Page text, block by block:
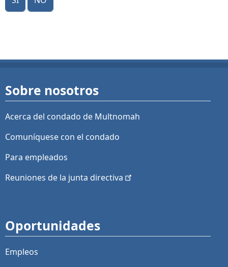
Sobre nosotros
Acerca del condado de Multnomah
Comuníquese con el condado
Para empleados
Reuniones de la junta directiva
Oportunidades
Empleos